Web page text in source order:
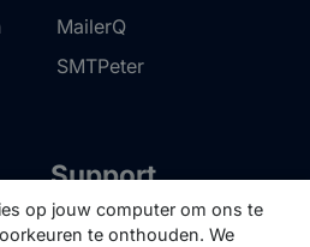
MailerQ
SMTPeter
Support
Partnernetwerk
op jouw computer om ons te
te onthouden. We